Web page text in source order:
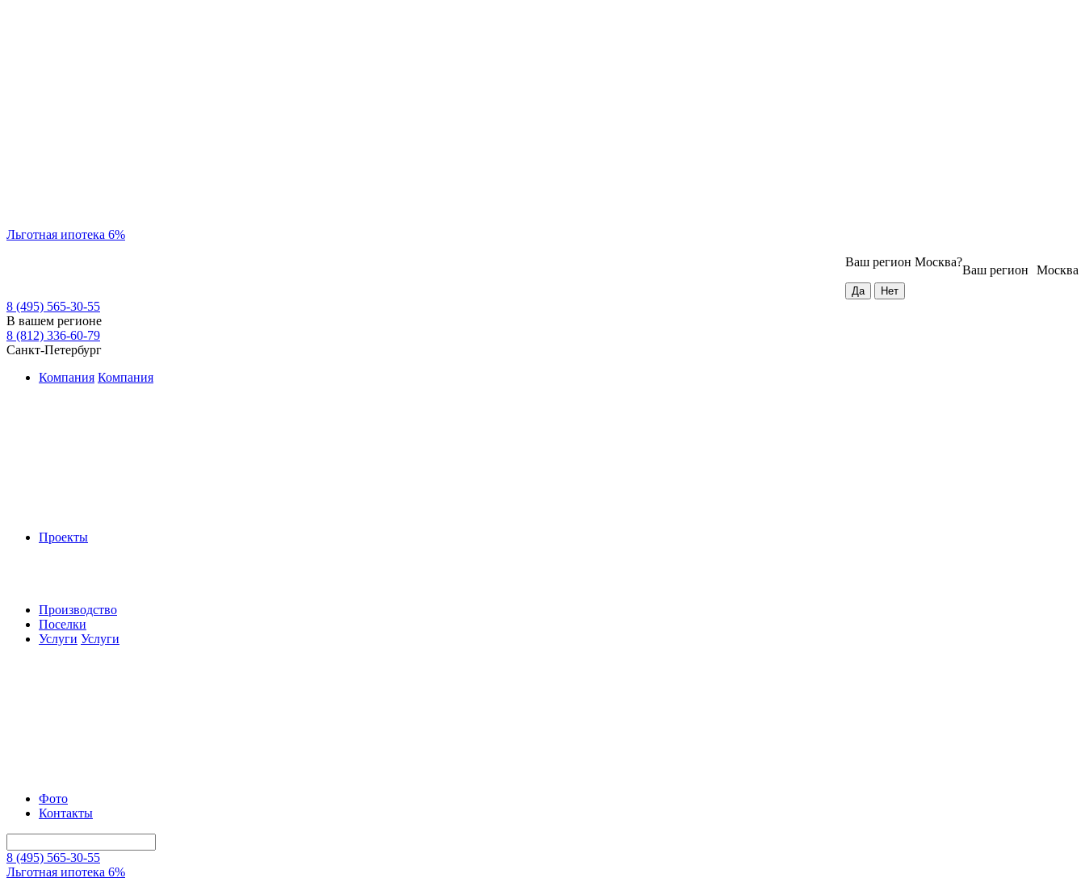
Льготная ипотека 6%
Москва
Ваш регион
Ваш регион Москва?
8 (495) 565-30-55
В вашем регионе
8 (812) 336-60-79
Санкт-Петербург
Компания Компания
Проекты
Производство
Поселки
Услуги Услуги
Фото
Контакты
8 (495) 565-30-55
Льготная ипотека 6%